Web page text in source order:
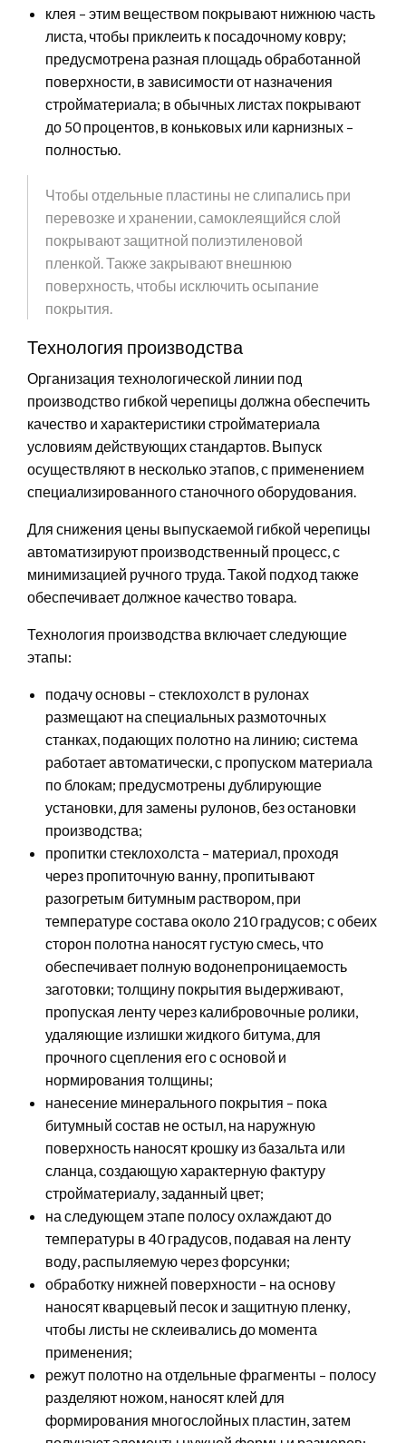
клея – этим веществом покрывают нижнюю часть
листа, чтобы приклеить к посадочному ковру;
предусмотрена разная площадь обработанной
поверхности, в зависимости от назначения
стройматериала; в обычных листах покрывают
до 50 процентов, в коньковых или карнизных –
полностью.
Чтобы отдельные пластины не слипались при
перевозке и хранении, самоклеящийся слой
покрывают защитной полиэтиленовой
пленкой. Также закрывают внешнюю
поверхность, чтобы исключить осыпание
покрытия.
Технология производства
Организация технологической линии под
производство гибкой черепицы должна обеспечить
качество и характеристики стройматериала
условиям действующих стандартов. Выпуск
осуществляют в несколько этапов, с применением
специализированного станочного оборудования.
Для снижения цены выпускаемой гибкой черепицы
автоматизируют производственный процесс, с
минимизацией ручного труда. Такой подход также
обеспечивает должное качество товара.
Технология производства включает следующие
этапы:
подачу основы – стеклохолст в рулонах
размещают на специальных размоточных
станках, подающих полотно на линию; система
работает автоматически, с пропуском материала
по блокам; предусмотрены дублирующие
установки, для замены рулонов, без остановки
производства;
пропитки стеклохолста – материал, проходя
через пропиточную ванну, пропитывают
разогретым битумным раствором, при
температуре состава около 210 градусов; с обеих
сторон полотна наносят густую смесь, что
обеспечивает полную водонепроницаемость
заготовки; толщину покрытия выдерживают,
пропуская ленту через калибровочные ролики,
удаляющие излишки жидкого битума, для
прочного сцепления его с основой и
нормирования толщины;
нанесение минерального покрытия – пока
битумный состав не остыл, на наружную
поверхность наносят крошку из базальта или
сланца, создающую характерную фактуру
стройматериалу, заданный цвет;
на следующем этапе полосу охлаждают до
температуры в 40 градусов, подавая на ленту
воду, распыляемую через форсунки;
обработку нижней поверхности – на основу
наносят кварцевый песок и защитную пленку,
чтобы листы не склеивались до момента
применения;
режут полотно на отдельные фрагменты – полосу
разделяют ножом, наносят клей для
формирования многослойных пластин, затем